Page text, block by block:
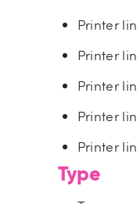
Printer
Printer
Printer
Printer
Printer
Type